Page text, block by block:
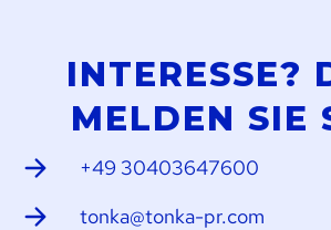
INTERESSE?
MELDEN SIE
+49 30403647600
tonka@tonka-pr.com